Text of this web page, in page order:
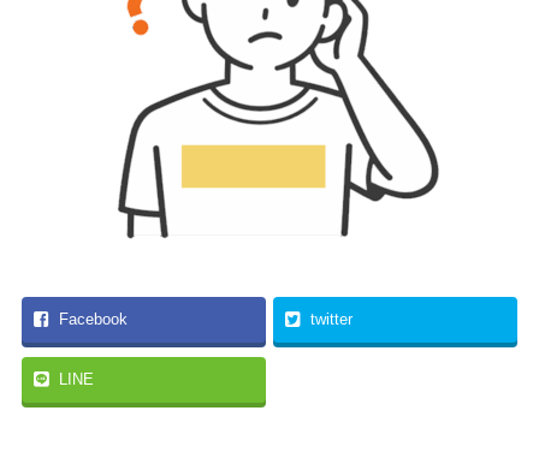
Facebook twitter
LINE